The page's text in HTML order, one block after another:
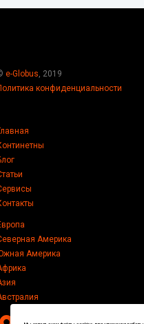
e-Globus , 2019
конфиденциальности
Америка
Америка